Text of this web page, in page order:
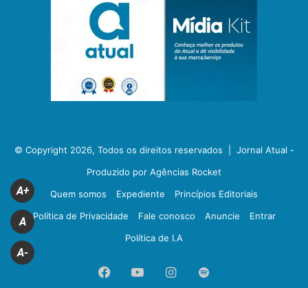
© Copyright 2026, Todos os direitos reservados | Jornal Atual -
Produzido por Agências Rocket
Quem somos
Expediente
Princípios Editoriais
Política de Privacidade
Fale conosco Anuncie
Entrar
Política de I.A
FacebookYouTubeInstagram
Spotify
A+
A
A-